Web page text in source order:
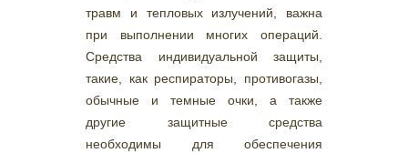
травм и тепловых излучений, важна
при выполнении многих операций.
Средства индивидуальной защиты,
такие, как респираторы, противогазы,
обычные и темные очки, а также
другие защитные средства
необходимы для обеспечения